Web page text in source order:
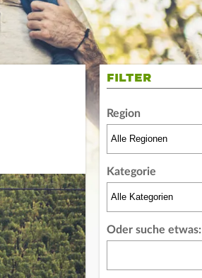
FILTER
Region
Kategorie
Oder suche etwas: